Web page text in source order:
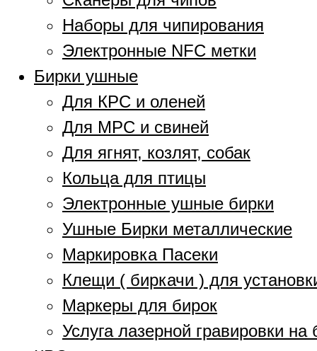
Наборы для чипирования
Электронные NFC метки
Бирки ушные
Для КРС и оленей
Для МРС и свиней
Для ягнят, козлят, собак
Кольца для птицы
Электронные ушные бирки
Ушные Бирки металлические
Маркировка Пасеки
Клещи ( биркачи ) для
Маркеры для бирок
Услуга лазерной гравировки на